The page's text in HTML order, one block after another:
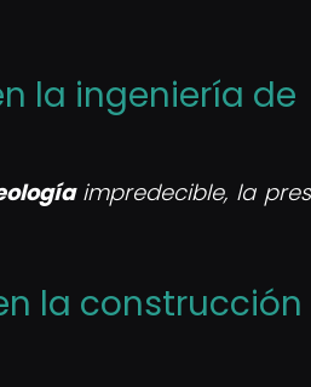
la ingeniería de
impredecible, la
la construcción